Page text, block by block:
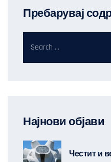
Пребарувај
Најнови објави
Честит и